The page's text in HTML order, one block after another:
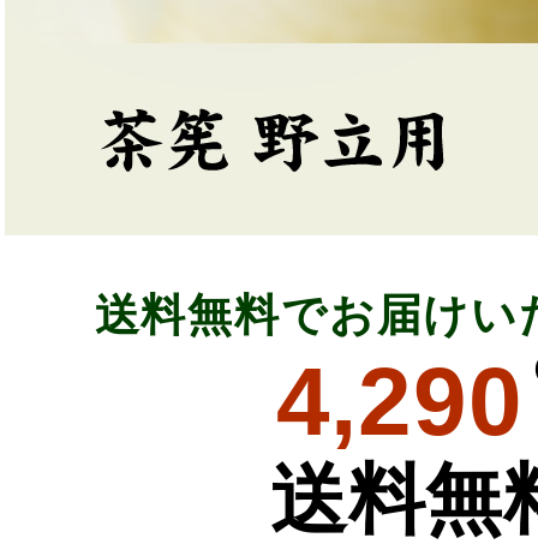
送料無料でお届けい
4,290
送料無